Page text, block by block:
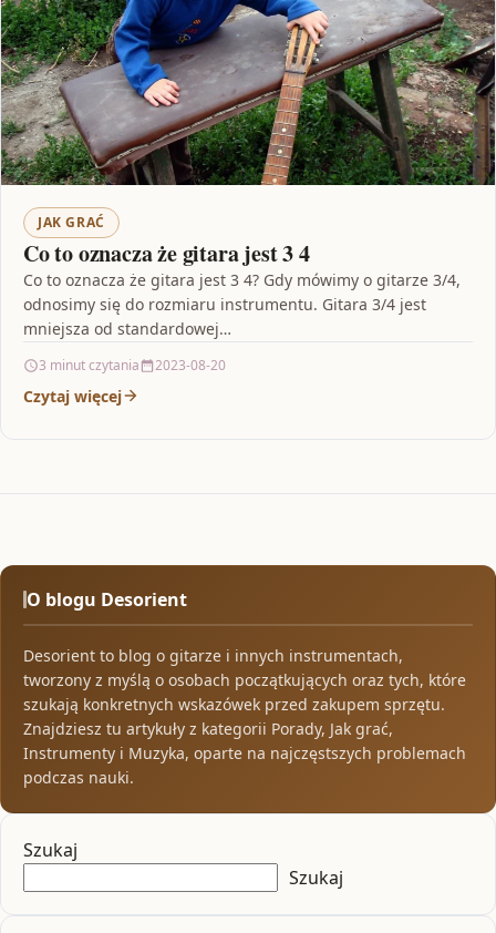
JAK GRAĆ
Co to oznacza że gitara jest 3 4
Co to oznacza że gitara jest 3 4? Gdy mówimy o gitarze 3/4,
odnosimy się do rozmiaru instrumentu. Gitara 3/4 jest
mniejsza od standardowej…
3 minut czytania 2023-08-20
Czytaj więcej
O blogu Desorient
Desorient to blog o gitarze i innych instrumentach,
tworzony z myślą o osobach początkujących oraz tych, które
szukają konkretnych wskazówek przed zakupem sprzętu.
Znajdziesz tu artykuły z kategorii Porady, Jak grać,
Instrumenty i Muzyka, oparte na najczęstszych problemach
podczas nauki.
Szukaj
Szukaj